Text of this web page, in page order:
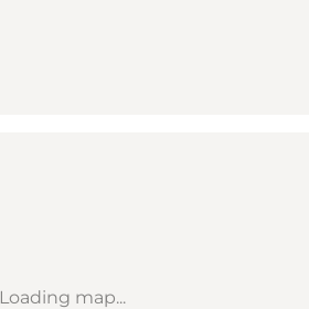
Loading map...